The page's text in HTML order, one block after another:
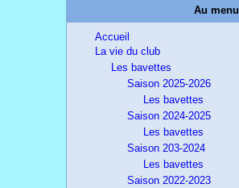
Au menu
Accueil
La vie du club
Les bavettes
Saison 2025-2026
Les bavettes
Saison 2024-2025
Les bavettes
Saison 203-2024
Les bavettes
Saison 2022-2023